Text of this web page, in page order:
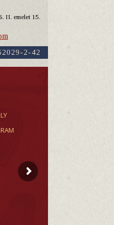
II. emelet 15.
2-42